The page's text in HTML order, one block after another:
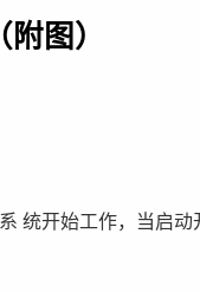
图）
统开始工作，当启